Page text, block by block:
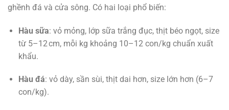
ghềnh đá và cửa sông. Có hai loại phổ biến:
Hàu sữa: vỏ mỏng, lớp sữa trắng đục, thịt béo ngọt, size
từ 5–12 cm, mỗi kg khoảng 10–12 con/kg chuẩn xuất
khẩu.
Hàu đá: vỏ dày, sần sùi, thịt dai hơn, size lớn hơn (6–7
con/kg).